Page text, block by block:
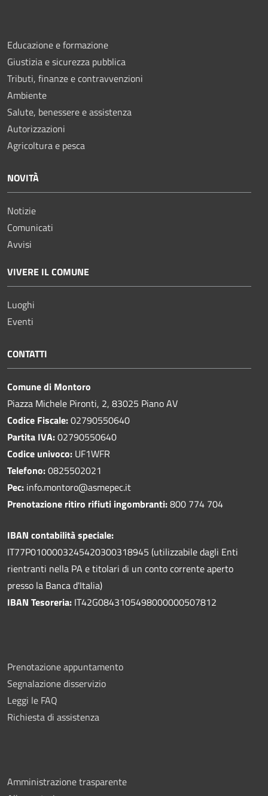
Educazione e formazione
Giustizia e sicurezza pubblica
Tributi, finanze e contravvenzioni
Ambiente
Salute, benessere e assistenza
Autorizzazioni
Agricoltura e pesca
NOVITÀ
Notizie
Comunicati
Avvisi
VIVERE IL COMUNE
Luoghi
Eventi
CONTATTI
Comune di Montoro
Piazza Michele Pironti, 2, 83025 Piano AV
Codice Fiscale:02790550640
Partita IVA:02790550640
Codice univoco: UF1WFR
Telefono:0825502021
Pec: info.montoro@asmepec.it
Prenotazione ritiro rifiuti ingombranti:800 774 704
IBAN contabilità speciale:
IT77P0100003245420300318945 (utilizzabile dagli Enti
rientranti nella PA e titolari di un conto corrente aperto
presso la Banca d'Italia)
IBAN Tesoreria: IT42G0843105498000000507812
Prenotazione appuntamento
Segnalazione disservizio
Leggi le FAQ
Richiesta di assistenza
Amministrazione trasparente